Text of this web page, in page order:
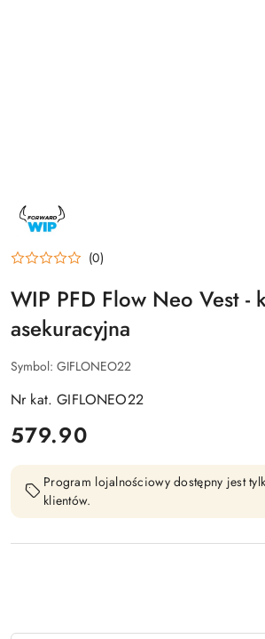
NAZWA
PRODUCENTA:
FORWARD
(0)
WIP PFD Flow Neo Vest -
asekuracyjna
Symbol: GIFLONEO22
Nr kat. GIFLONEO22
cena:
579.90
Program lojalnościowy dostępny jest
klientów.